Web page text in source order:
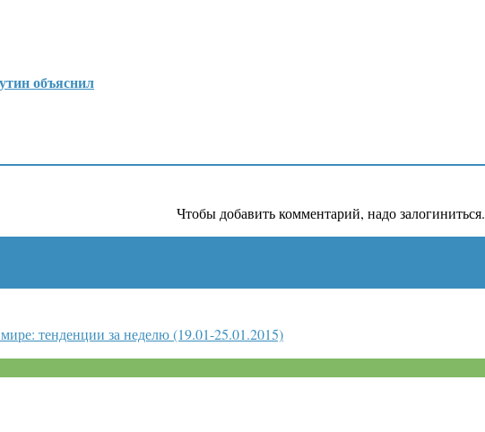
объяснил
Чтобы добавить комментарий, надо залогиниться.
тенденции за неделю (19.01-25.01.2015)